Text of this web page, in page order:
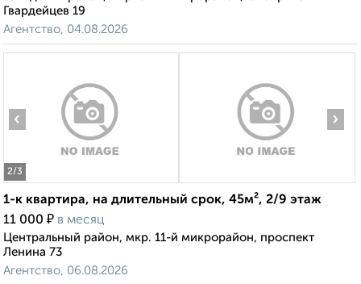
Гвардейцев 19
Агентство, 04.08.2026
2/3
‹ ›
1-к квартира, на длительный срок, 45м², 2/9 этаж
11 000 ₽ в месяц
Центральный район, мкр. 11-й микрорайон, проспект
Ленина 73
Агентство, 06.08.2026